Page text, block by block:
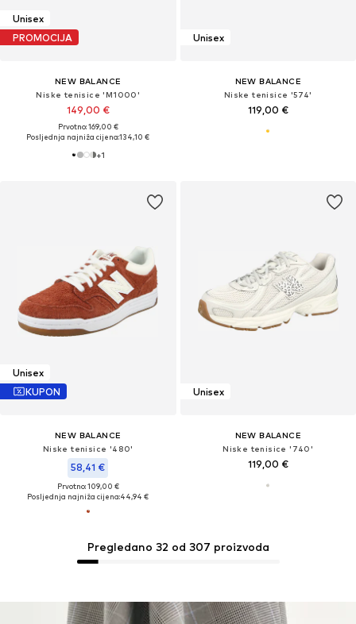
Unisex
PROMOCIJA
NEW BALANCE
Niske tenisice 'M1000'
149,00 €
Prvotno: 169,00 €
Posljednja najniža cijena:134,10 €
+1
Unisex
NEW BALANCE
Niske tenisice '574'
119,00 €
Unisex
KUPON
NEW BALANCE
Niske tenisice '480'
58,41 €
Prvotno: 109,00 €
Posljednja najniža cijena:44,94 €
Unisex
NEW BALANCE
Niske tenisice '740'
119,00 €
Pregledano 32 od 307 proizvoda